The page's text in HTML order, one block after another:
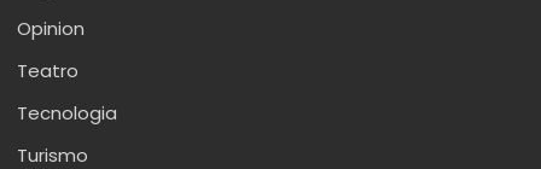
Opinion
Teatro
Tecnologia
Turismo